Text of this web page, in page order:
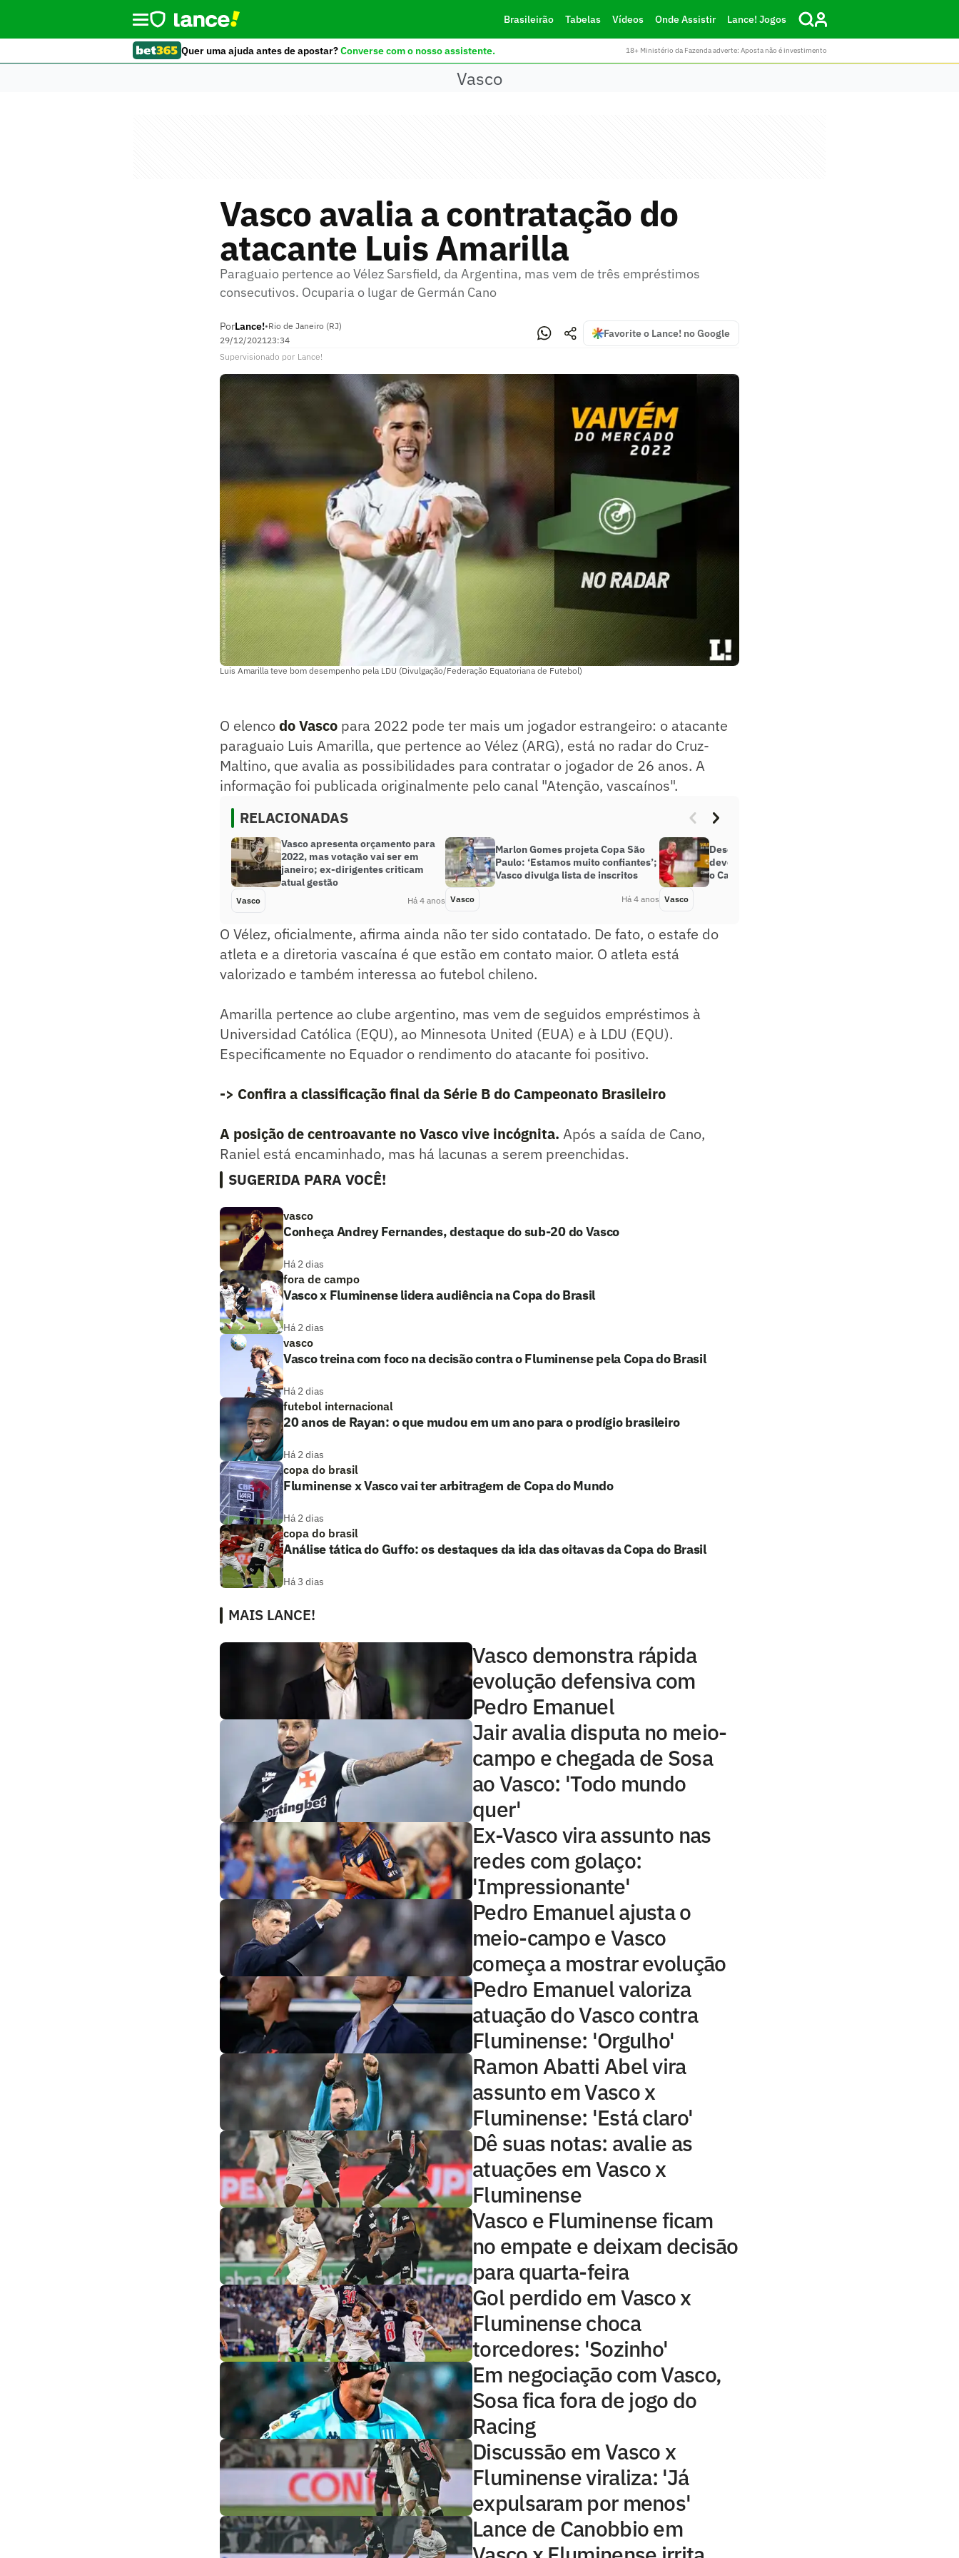
Brasileirão Tabelas Vídeos Onde Assistir Lance! Jogos
Quer uma ajuda antes de apostar?Converse com o nosso assistente. 18+ Ministério da Fazenda adverte: Aposta não é investimento
Vasco
Vasco avalia a contratação do
atacante Luis Amarilla
Paraguaio pertence ao Vélez Sarsfield, da Argentina, mas vem de três empréstimos
consecutivos. Ocuparia o lugar de Germán Cano
PorLance!•Rio de Janeiro (RJ)
29/12/202123:34
Favorite o Lance! no Google
Supervisionado por Lance!
Luis Amarilla teve bom desempenho pela LDU (Divulgação/Federação Equatoriana de Futebol)
O elencodo Vasco para 2022 pode ter mais um jogador estrangeiro: o atacante
paraguaio Luis Amarilla, que pertence ao Vélez (ARG), está no radar do Cruz-
Maltino, que avalia as possibilidades para contratar o jogador de 26 anos. A
informação foi publicada originalmente pelo canal "Atenção, vascaínos".
RELACIONADAS
Vasco apresenta orçamento para
2022, mas votação vai ser em
janeiro; ex-dirigentes criticam
atual gestão
Vasco Há 4 anos
Marlon Gomes projeta Copa São
Paulo: ‘Estamos muito confiantes’;
Vasco divulga lista de inscritos
Vasco Há 4 anos
Desejado pelo Vasco, Caio Dantas
deverá seguir no Água Santa para
o Campeonato Paulista
Vasco
O Vélez, oficialmente, afirma ainda não ter sido contatado. De fato, o estafe do
atleta e a diretoria vascaína é que estão em contato maior. O atleta está
valorizado e também interessa ao futebol chileno.
Amarilla pertence ao clube argentino, mas vem de seguidos empréstimos à
Universidad Católica (EQU), ao Minnesota United (EUA) e à LDU (EQU).
Especificamente no Equador o rendimento do atacante foi positivo.
-> Confira a classificação final da Série B do Campeonato Brasileiro
A posição de centroavante no Vasco vive incógnita. Após a saída de Cano,
Raniel está encaminhado, mas há lacunas a serem preenchidas.
SUGERIDA PARA VOCÊ!
vasco
Conheça Andrey Fernandes, destaque do sub-20 do Vasco
Há 2 dias
fora de campo
Vasco x Fluminense lidera audiência na Copa do Brasil
Há 2 dias
vasco
Vasco treina com foco na decisão contra o Fluminense pela Copa do Brasil
Há 2 dias
futebol internacional
20 anos de Rayan: o que mudou em um ano para o prodígio brasileiro
Há 2 dias
copa do brasil
Fluminense x Vasco vai ter arbitragem de Copa do Mundo
Há 2 dias
copa do brasil
Análise tática do Guffo: os destaques da ida das oitavas da Copa do Brasil
Há 3 dias
MAIS LANCE!
Vasco demonstra rápida
evolução defensiva com
Pedro Emanuel
Jair avalia disputa no meio-
campo e chegada de Sosa
ao Vasco: 'Todo mundo
quer'
Ex-Vasco vira assunto nas
redes com golaço:
'Impressionante'
Pedro Emanuel ajusta o
meio-campo e Vasco
começa a mostrar evolução
Pedro Emanuel valoriza
atuação do Vasco contra
Fluminense: 'Orgulho'
Ramon Abatti Abel vira
assunto em Vasco x
Fluminense: 'Está claro'
Dê suas notas: avalie as
atuações em Vasco x
Fluminense
Vasco e Fluminense ficam
no empate e deixam decisão
para quarta-feira
Gol perdido em Vasco x
Fluminense choca
torcedores: 'Sozinho'
Em negociação com Vasco,
Sosa fica fora de jogo do
Racing
Discussão em Vasco x
Fluminense viraliza: 'Já
expulsaram por menos'
Lance de Canobbio em